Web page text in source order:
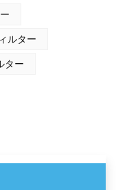
ルター
ター